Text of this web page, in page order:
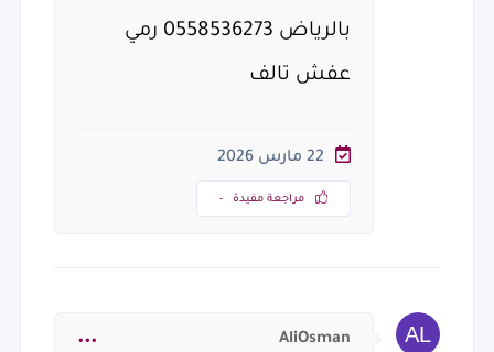
بالرياض 0558536273 رمي
عفش تالف
22 مارس 2026
مراجعة مفيدة -
AliOsman